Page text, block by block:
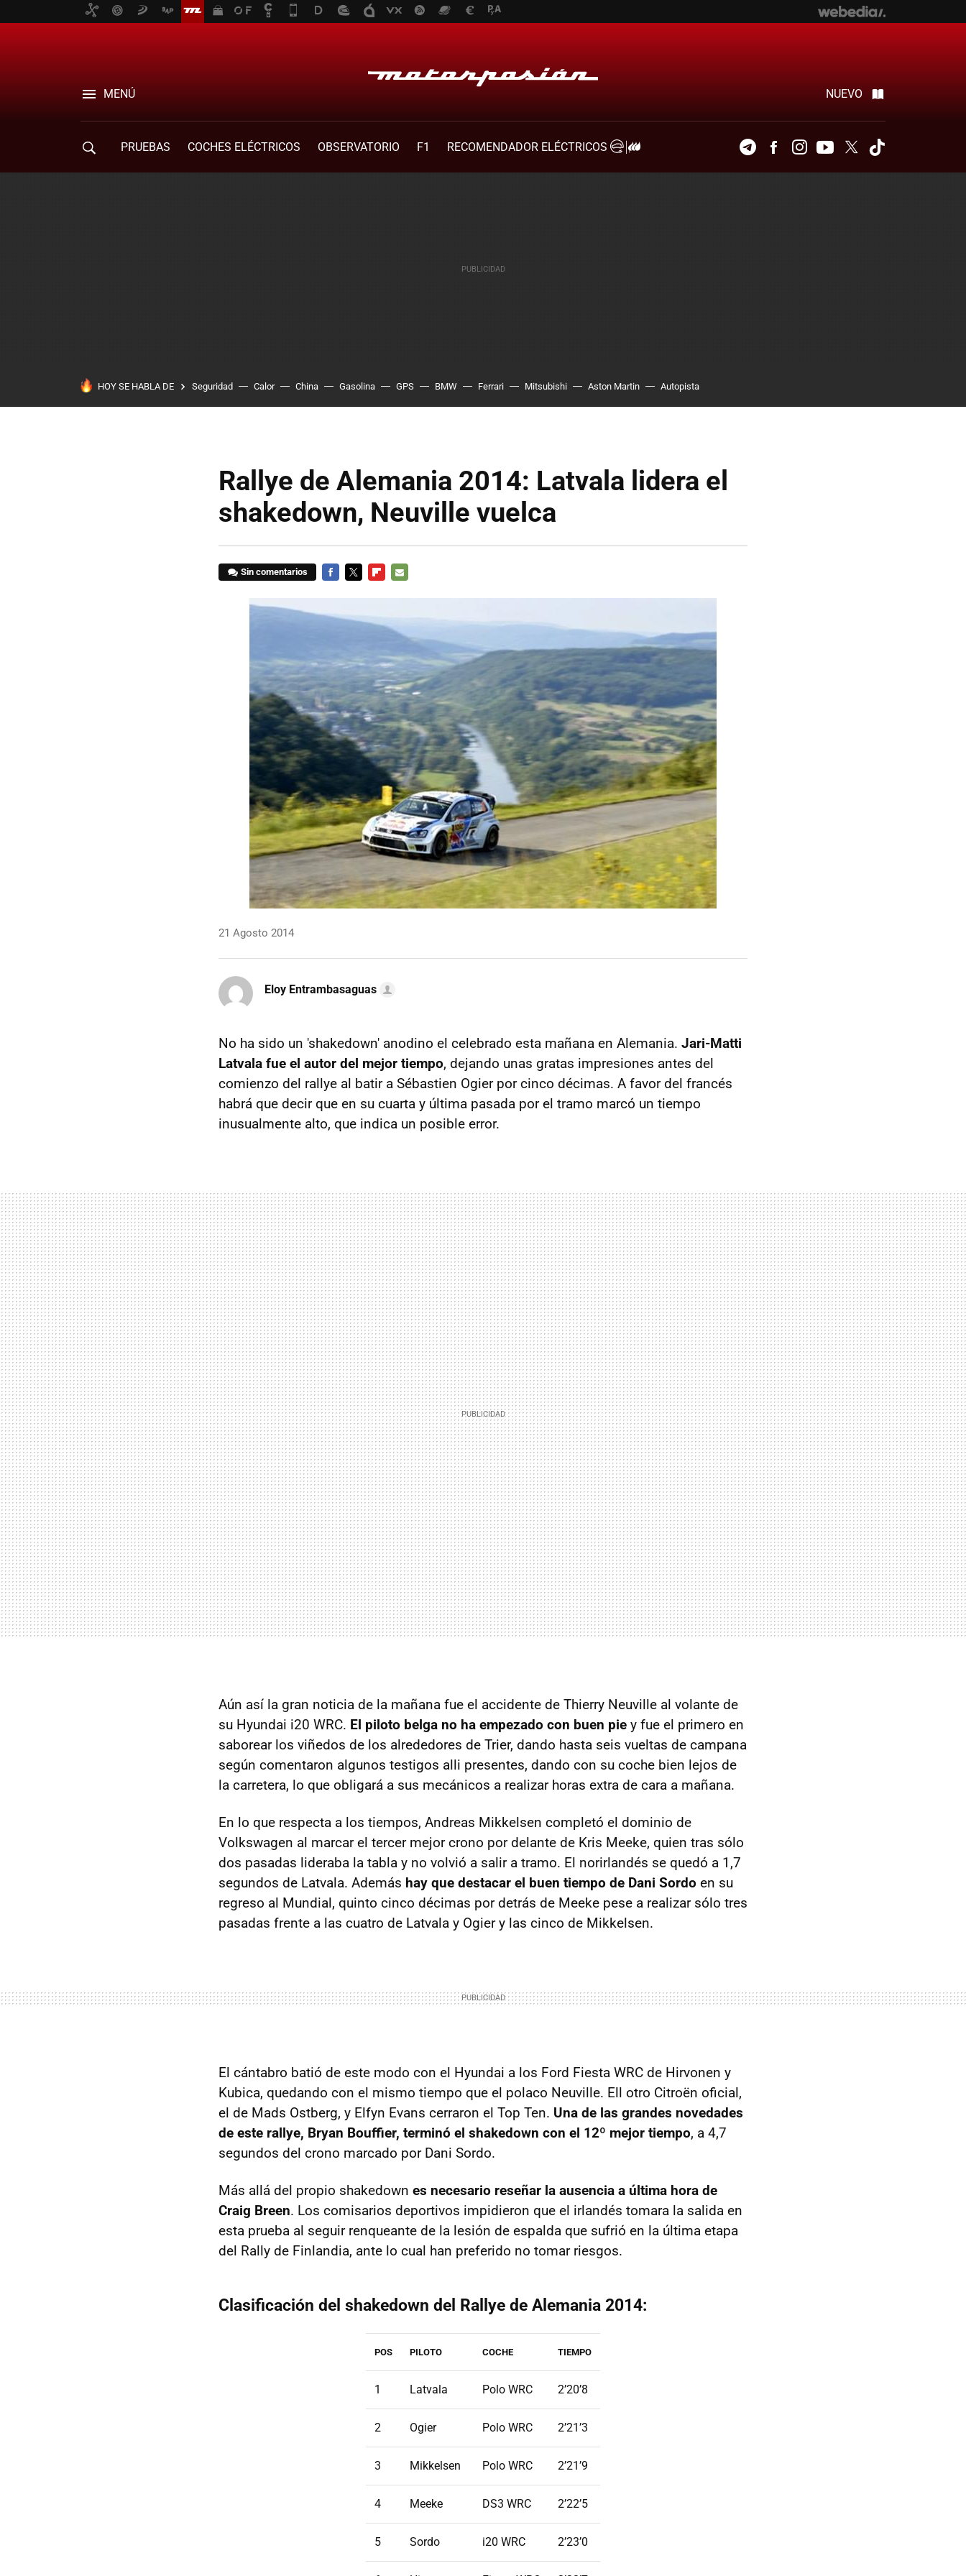
MENÚ NUEVO
PRUEBAS COCHES ELÉCTRICOS OBSERVATORIO F1
RECOMENDADOR ELÉCTRICOS
TelegramFacebookInstagramYoutubeTwitter
HOY SE HABLA DE Seguridad Calor China Gasolina GPS BMW Ferrari Mitsubishi Aston Martin Autopista
Rallye de Alemania 2014: Latvala lidera el
shakedown, Neuville vuelca
Sin comentarios
21 Agosto 2014
Eloy Entrambasaguas
No ha sido un 'shakedown' anodino el celebrado esta mañana en Alemania. Jari-Matti
Latvala fue el autor del mejor tiempo, dejando unas gratas impresiones antes del
comienzo del rallye al batir a Sébastien Ogier por cinco décimas. A favor del francés
habrá que decir que en su cuarta y última pasada por el tramo marcó un tiempo
inusualmente alto, que indica un posible error.
Aún así la gran noticia de la mañana fue el accidente de Thierry Neuville al volante de
su Hyundai i20 WRC. El piloto belga no ha empezado con buen pie y fue el primero en
saborear los viñedos de los alrededores de Trier, dando hasta seis vueltas de campana
según comentaron algunos testigos alli presentes, dando con su coche bien lejos de
la carretera, lo que obligará a sus mecánicos a realizar horas extra de cara a mañana.
En lo que respecta a los tiempos, Andreas Mikkelsen completó el dominio de
Volkswagen al marcar el tercer mejor crono por delante de Kris Meeke, quien tras sólo
dos pasadas lideraba la tabla y no volvió a salir a tramo. El norirlandés se quedó a 1,7
segundos de Latvala. Además hay que destacar el buen tiempo de Dani Sordo en su
regreso al Mundial, quinto cinco décimas por detrás de Meeke pese a realizar sólo tres
pasadas frente a las cuatro de Latvala y Ogier y las cinco de Mikkelsen.
El cántabro batió de este modo con el Hyundai a los Ford Fiesta WRC de Hirvonen y
Kubica, quedando con el mismo tiempo que el polaco Neuville. Ell otro Citroën oficial,
el de Mads Ostberg, y Elfyn Evans cerraron el Top Ten. Una de las grandes novedades
de este rallye, Bryan Bouffier, terminó el shakedown con el 12º mejor tiempo, a 4,7
segundos del crono marcado por Dani Sordo.
Más allá del propio shakedown es necesario reseñar la ausencia a última hora de
Craig Breen. Los comisarios deportivos impidieron que el irlandés tomara la salida en
esta prueba al seguir renqueante de la lesión de espalda que sufrió en la última etapa
del Rally de Finlandia, ante lo cual han preferido no tomar riesgos.
Clasificación del shakedown del Rallye de Alemania 2014:
POS PILOTO COCHE TIEMPO
1 Latvala Polo WRC 2’20’8
2 Ogier Polo WRC 2’21’3
3 Mikkelsen Polo WRC 2’21’9
4 Meeke DS3 WRC 2’22’5
5 Sordo i20 WRC 2’23’0